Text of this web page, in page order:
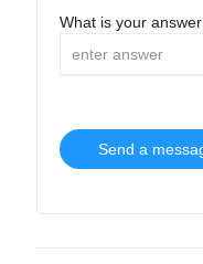
What is your answer